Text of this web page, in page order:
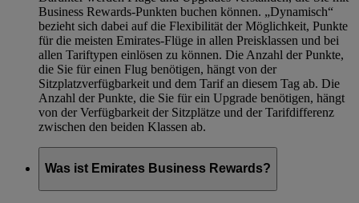
Business Rewards-Punkten buchen können. „Dynamisch“
bezieht sich dabei auf die Flexibilität der Möglichkeit, Punkte
für die meisten Emirates-Flüge in allen Preisklassen und bei
allen Tariftypen einlösen zu können. Die Anzahl der Punkte,
die Sie für einen Flug benötigen, hängt von der
Sitzplatzverfügbarkeit und dem Tarif an diesem Tag ab. Die
Anzahl der Punkte, die Sie für ein Upgrade benötigen, hängt
von der Verfügbarkeit der Sitzplätze und der Tarifdifferenz
zwischen den beiden Klassen ab.
Was ist Emirates Business Rewards?